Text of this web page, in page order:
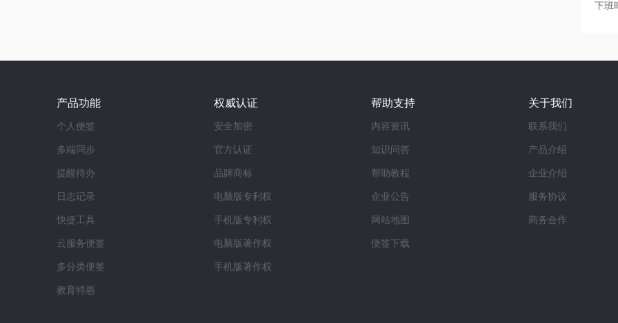
下班
产品功能
个人便签
多端同步
提醒待办
日志记录
快捷工具
云服务便签
多分类便签
教育特惠
权威认证
安全加密
官方认证
品牌商标
电脑版专利权
手机版专利权
电脑版著作权
手机版著作权
帮助支持
内容资讯
知识问答
帮助教程
企业公告
网站地图
便签下载
关于我们
联系我们
产品介绍
企业介绍
服务协议
商务合作